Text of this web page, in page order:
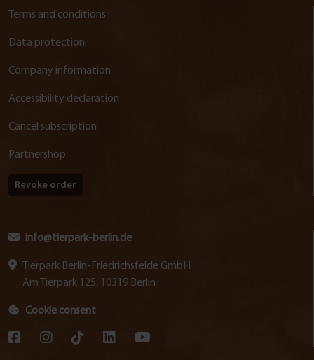
Terms and conditions
Data protection
Company information
Accessibility declaration
Cancel subscription
Partnershop
Revoke order
info@tierpark-berlin.de
Tierpark Berlin-Friedrichsfelde GmbH
Am Tierpark 125, 10319 Berlin
Cookie consent